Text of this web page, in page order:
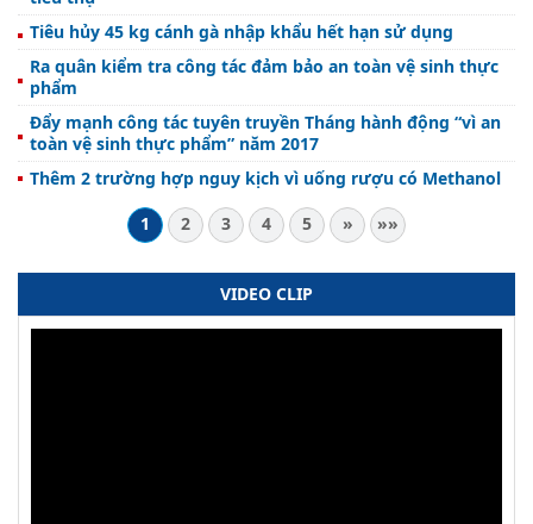
Tiêu hủy 45 kg cánh gà nhập khẩu hết hạn sử dụng
Ra quân kiểm tra công tác đảm bảo an toàn vệ sinh thực
phẩm
Đẩy mạnh công tác tuyên truyền Tháng hành động “vì an
toàn vệ sinh thực phẩm” năm 2017
Thêm 2 trường hợp nguy kịch vì uống rượu có Methanol
1
2 3 4 5 » »»
VIDEO CLIP